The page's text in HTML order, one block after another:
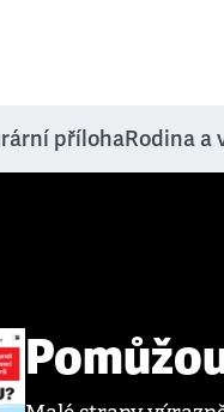
přílohaRodina a